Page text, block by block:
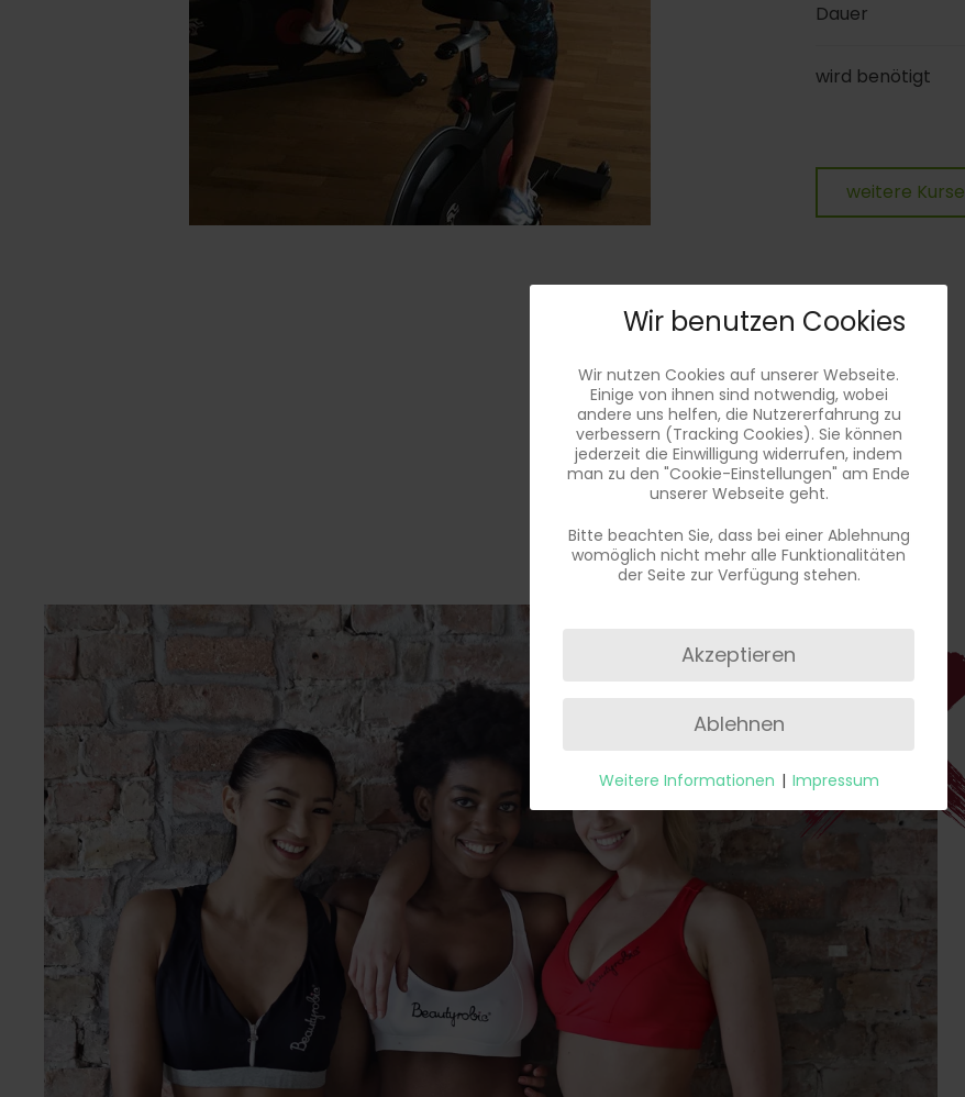
Dauer
wird benötigt
weitere Kurse
Wir benutzen Cookies
Wir nutzen Cookies auf unserer Webseite.
Einige von ihnen sind notwendig, wobei
andere uns helfen, die Nutzererfahrung zu
verbessern (Tracking Cookies). Sie können
jederzeit die Einwilligung widerrufen, indem
man zu den "Cookie-Einstellungen" am Ende
unserer Webseite geht.
Bitte beachten Sie, dass bei einer Ablehnung
womöglich nicht mehr alle Funktionalitäten
der Seite zur Verfügung stehen.
Akzeptieren
Ablehnen
Weitere Informationen | Impressum